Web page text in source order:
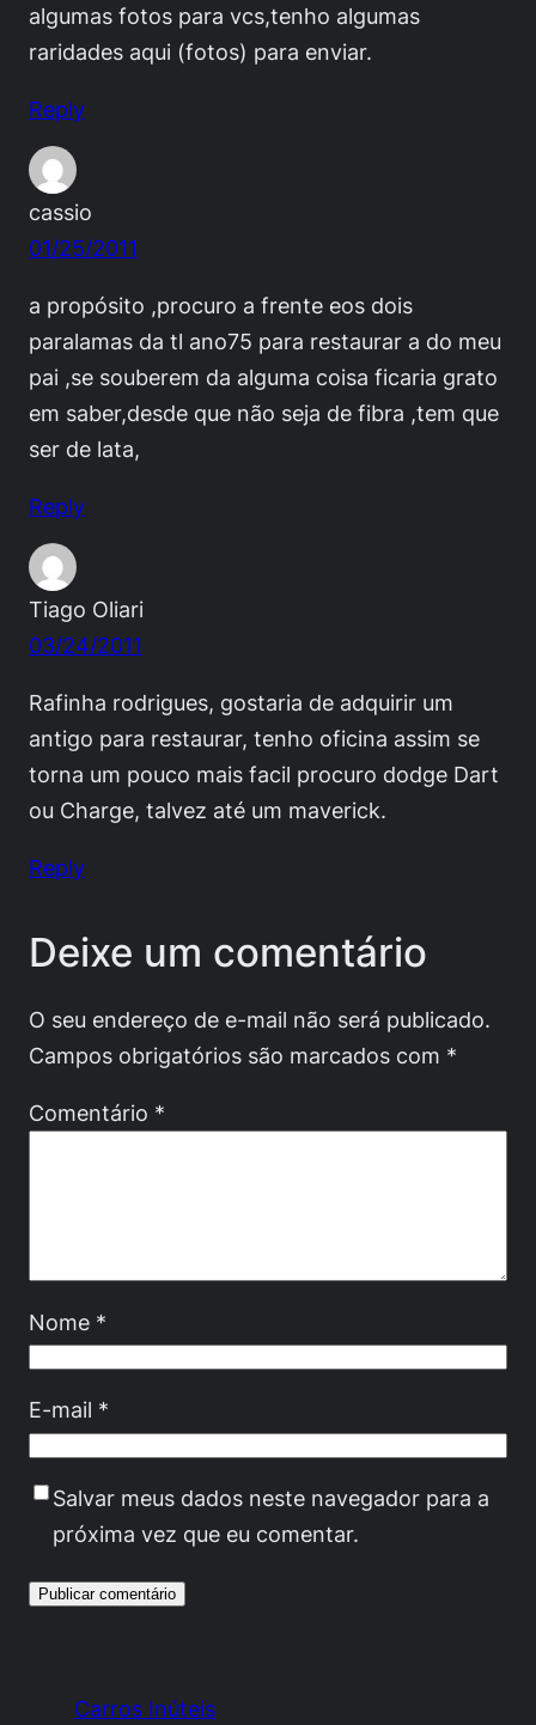
algumas fotos para vcs,tenho algumas
raridades aqui (fotos) para enviar.
Reply
cassio
01/25/2011
a propósito ,procuro a frente eos dois
paralamas da tl ano75 para restaurar a do meu
pai ,se souberem da alguma coisa ficaria grato
em saber,desde que não seja de fibra ,tem que
ser de lata,
Reply
Tiago Oliari
03/24/2011
Rafinha rodrigues, gostaria de adquirir um
antigo para restaurar, tenho oficina assim se
torna um pouco mais facil procuro dodge Dart
ou Charge, talvez até um maverick.
Reply
Deixe um comentário
O seu endereço de e-mail não será publicado.
Campos obrigatórios são marcados com *
Comentário *
Nome *
E-mail *
Salvar meus dados neste navegador para a
próxima vez que eu comentar.
Carros Inúteis